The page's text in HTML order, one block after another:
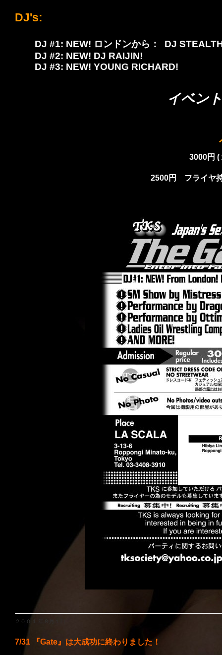
DJ's:
DJ #1: NEW! ロンドンから：
DJ
DJ #2: NEW! DJ RAIJIN!
DJ #3: NEW! YOUNG RICHARD!
イベン
3000円 (
2500円 フライヤ
２００４ 年８月１日
7/31 『Gate』は大成功に終わりました！